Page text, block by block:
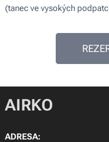
(tanec ve vysokých
AIRKO
ADRESA: